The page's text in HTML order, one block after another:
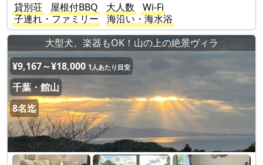
貸別荘
屋根付BBQ 大人数
Wi-Fi
子連れ・ファミリー
海沿い・海水浴
大型犬、楽器もOK！山の上の絶景ヴィラ
¥9,167～¥18,000 1人あたり目安
千葉・館山
8名迄